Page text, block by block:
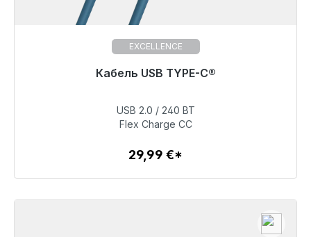
EXCELLENCE
Кабель USB TYPE-C®
Готовы к немедленной отправке, срок поставки
29,99 €
Детали
USB 2.0 / 240 ВТ
Flex Charge CC
29,99 €*